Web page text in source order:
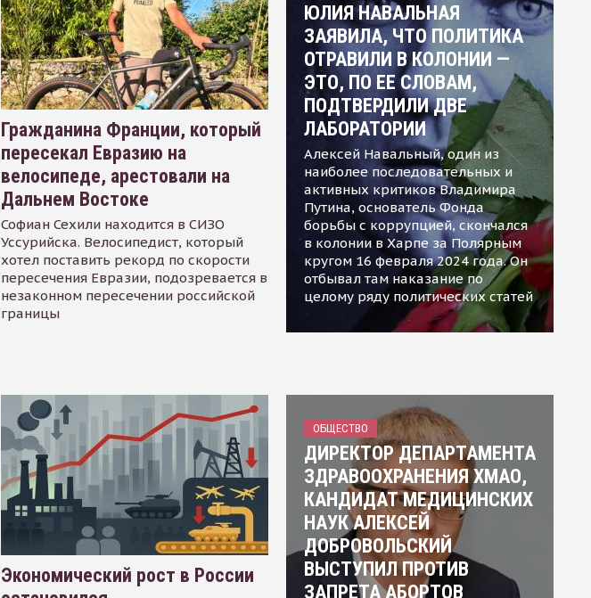
Гражданина Франции, который
пересекал Евразию на
велосипеде, арестовали на
Дальнем Востоке
Софиан Сехили находится в СИЗО
Уссурийска. Велосипедист, который
хотел поставить рекорд по скорости
пересечения Евразии, подозревается в
незаконном пересечении российской
границы
ЮЛИЯ НАВАЛЬНАЯ
ЗАЯВИЛА, ЧТО ПОЛИТИКА
ОТРАВИЛИ В КОЛОНИИ —
ЭТО, ПО ЕЕ СЛОВАМ,
ПОДТВЕРДИЛИ ДВЕ
ЛАБОРАТОРИИ
Алексей Навальный, один из
наиболее последовательных и
активных критиков Владимира
Путина, основатель Фонда
борьбы с коррупцией, скончался
в колонии в Харпе за Полярным
кругом 16 февраля 2024 года. Он
отбывал там наказание по
целому ряду политических статей
Экономический рост в России
ОБЩЕСТВО
ДИРЕКТОР ДЕПАРТАМЕНТА
ЗДРАВООХРАНЕНИЯ ХМАО,
КАНДИДАТ МЕДИЦИНСКИХ
НАУК АЛЕКСЕЙ
ДОБРОВОЛЬСКИЙ
ВЫСТУПИЛ ПРОТИВ
ЗАПРЕТА АБОРТОВ